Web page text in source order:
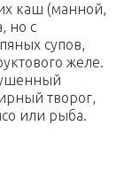
каш (манной,
но с
супов,
желе.
творог,
или рыба.